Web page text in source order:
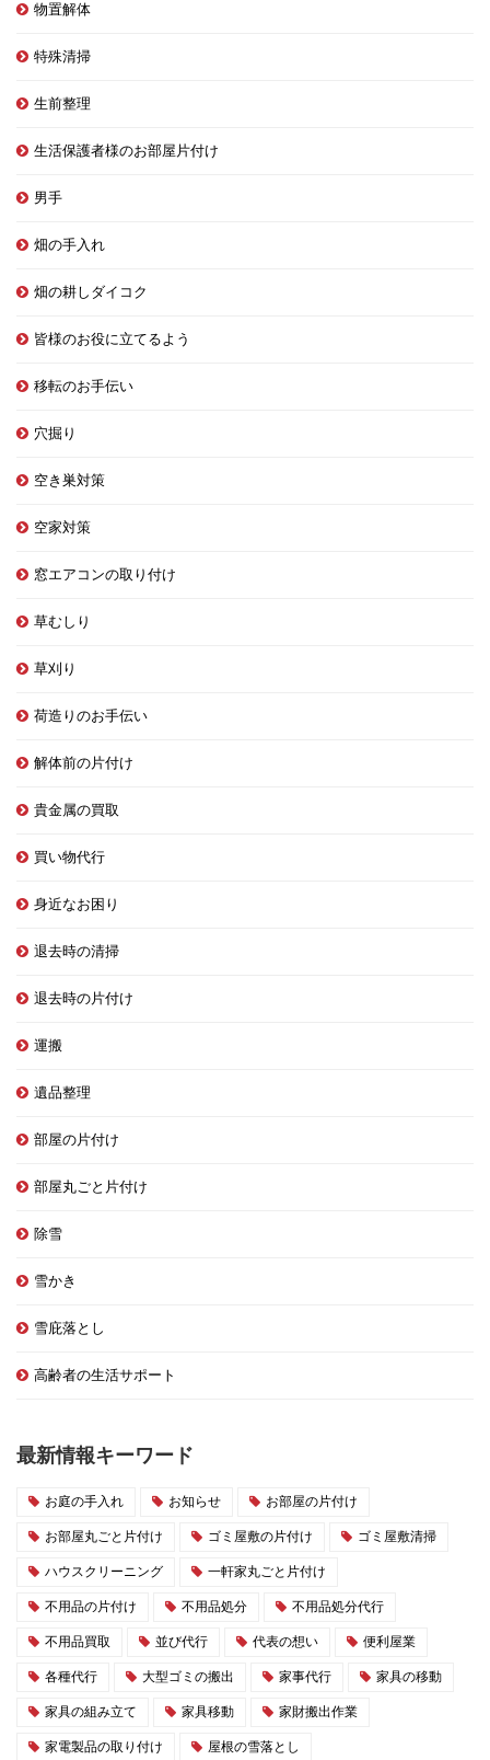
物置解体
特殊清掃
生前整理
生活保護者様のお部屋片付け
男手
畑の手入れ
畑の耕しダイコク
皆様のお役に立てるよう
移転のお手伝い
穴掘り
空き巣対策
空家対策
窓エアコンの取り付け
草むしり
草刈り
荷造りのお手伝い
解体前の片付け
貴金属の買取
買い物代行
身近なお困り
退去時の清掃
退去時の片付け
運搬
遺品整理
部屋の片付け
部屋丸ごと片付け
除雪
雪かき
雪庇落とし
高齢者の生活サポート
最新情報キーワード
お庭の手入れ お知らせ お部屋の片付け
お部屋丸ごと片付け ゴミ屋敷の片付け ゴミ屋敷清掃
ハウスクリーニング 一軒家丸ごと片付け
不用品の片付け 不用品処分 不用品処分代行
不用品買取 並び代行 代表の想い 便利屋業
各種代行 大型ゴミの搬出 家事代行 家具の移動
家具の組み立て 家具移動 家財搬出作業
家電製品の取り付け 屋根の雪落とし